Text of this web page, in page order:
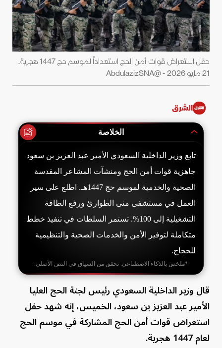
حفل استعراض قوات أمن الحج استعداداً لموسم حج 1447 هجرية.
21 مايو 2026 - @AbdulazizSNA
الشرق
الخلاصة
تابع وزير الداخلية السعودي الأمير عبد العزيز بن سعود
جاهزية قوات أمن الحج ومنشآت المشاعر المقدسة
الصحية والخدمية لموسم حج 1447هـ. اطلع على سير
العمل في مستشفى منى الطوارئ ورفع الطاقة
التشغيلية إلى 100%. تستمر السلطات في تنفيذ خطط
متكاملة لتوفير الأمن والخدمات الصحية والتنظيمية
للحجاج.
*ملخص بالذكاء الاصطناعي. تحقق من السياق في النص الأصلي.
قال وزير الداخلية السعودي رئيس لجنة الحج العليا
الأمير عبد العزيز بن سعود، الخميس، إنه شهد حفل
استعراض قوات أمن الحج المشاركة في موسم الحج
لعام 1447 هجرية.